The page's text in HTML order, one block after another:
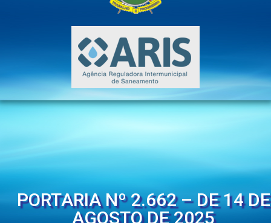
PORTARIA Nº 2.662 – DE 14 DE
AGOSTO DE 2025